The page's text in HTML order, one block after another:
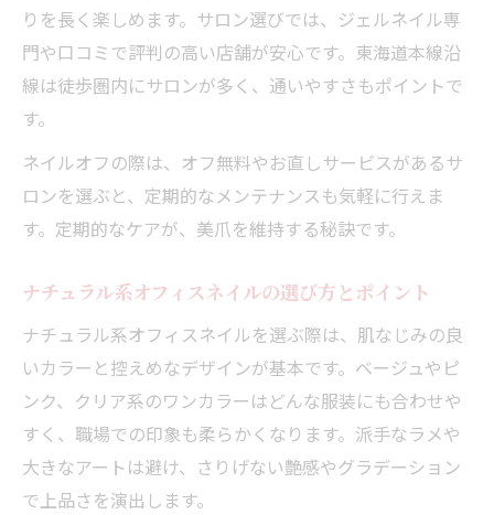
りを長く楽しめます。サロン選びでは、ジェルネイル専
門や口コミで評判の高い店舗が安心です。東海道本線沿
線は徒歩圏内にサロンが多く、通いやすさもポイントで
す。
ネイルオフの際は、オフ無料やお直しサービスがあるサ
ロンを選ぶと、定期的なメンテナンスも気軽に行えま
す。定期的なケアが、美爪を維持する秘訣です。
ナチュラル系オフィスネイルの選び方とポイント
ナチュラル系オフィスネイルを選ぶ際は、肌なじみの良
いカラーと控えめなデザインが基本です。ベージュやピ
ンク、クリア系のワンカラーはどんな服装にも合わせや
すく、職場での印象も柔らかくなります。派手なラメや
大きなアートは避け、さりげない艶感やグラデーション
で上品さを演出します。